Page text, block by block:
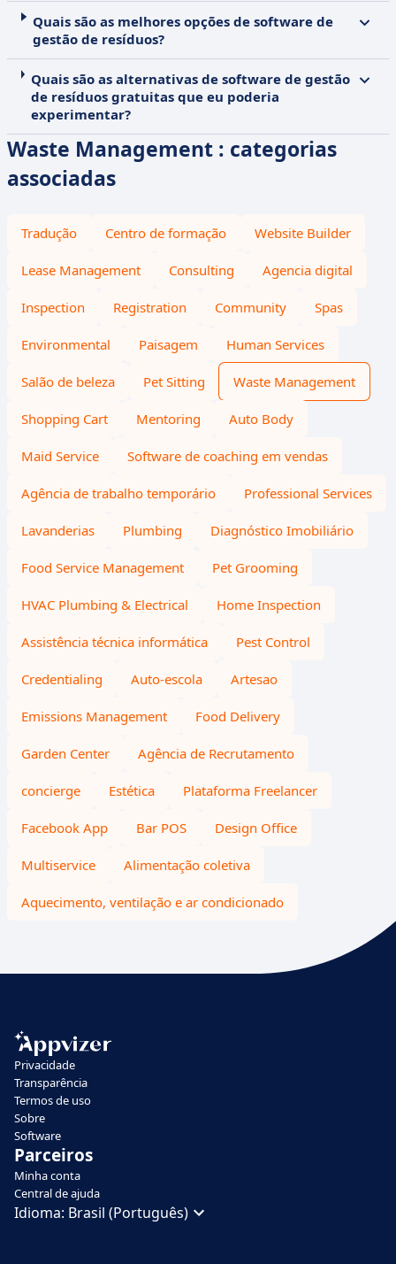
Quais são as melhores opções de software de
gestão de resíduos?
Quais são as alternativas de software de gestão
de resíduos gratuitas que eu poderia
experimentar?
Waste Management : categorias
associadas
Tradução Centro de formação Website Builder
Lease Management Consulting Agencia digital
Inspection Registration Community Spas
Environmental Paisagem Human Services
Salão de beleza Pet Sitting Waste Management
Shopping Cart Mentoring Auto Body
Maid Service Software de coaching em vendas
Agência de trabalho temporário Professional Services
Lavanderias Plumbing Diagnóstico Imobiliário
Food Service Management Pet Grooming
HVAC Plumbing & Electrical Home Inspection
Assistência técnica informática Pest Control
Credentialing Auto-escola Artesao
Emissions Management Food Delivery
Garden Center Agência de Recrutamento
concierge Estética Plataforma Freelancer
Facebook App Bar POS Design Office
Multiservice Alimentação coletiva
Aquecimento, ventilação e ar condicionado
Privacidade
Transparência
Termos de uso
Sobre
Software
Parceiros
Minha conta
Central de ajuda
Idioma: Brasil (Português)